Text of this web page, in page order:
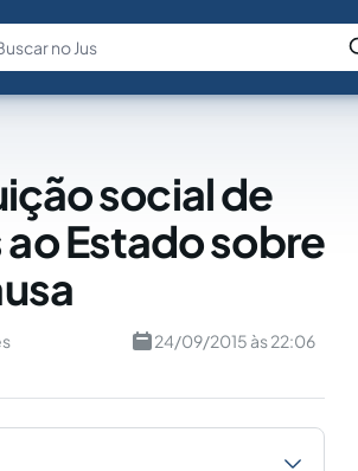
Fale com a IA Buscar no Jus
social de
Estado sobre
24/09/2015 às 22:06